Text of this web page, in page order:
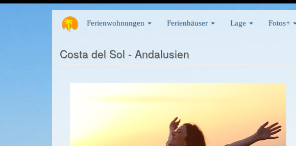
Ferienwohnungen Ferienhäuser Lage Fotos+
Costa del Sol - Andalusien